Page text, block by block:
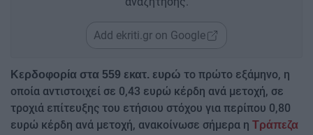
Add ekriti.gr on Google
Κερδοφορία στα 559 εκατ. ευρώ το πρώτο εξάμηνο, η
οποία αντιστοιχεί σε 0,43 ευρώ κέρδη ανά μετοχή, σε
τροχιά επίτευξης του ετήσιου στόχου για περίπου 0,80
ευρώ κέρδη ανά μετοχή, ανακοίνωσε σήμερα η Τράπεζα